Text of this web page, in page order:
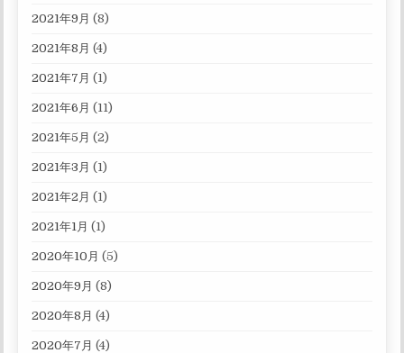
2021年9月 (8)
2021年8月 (4)
2021年7月 (1)
2021年6月 (11)
2021年5月 (2)
2021年3月 (1)
2021年2月 (1)
2021年1月 (1)
2020年10月 (5)
2020年9月 (8)
2020年8月 (4)
2020年7月 (4)